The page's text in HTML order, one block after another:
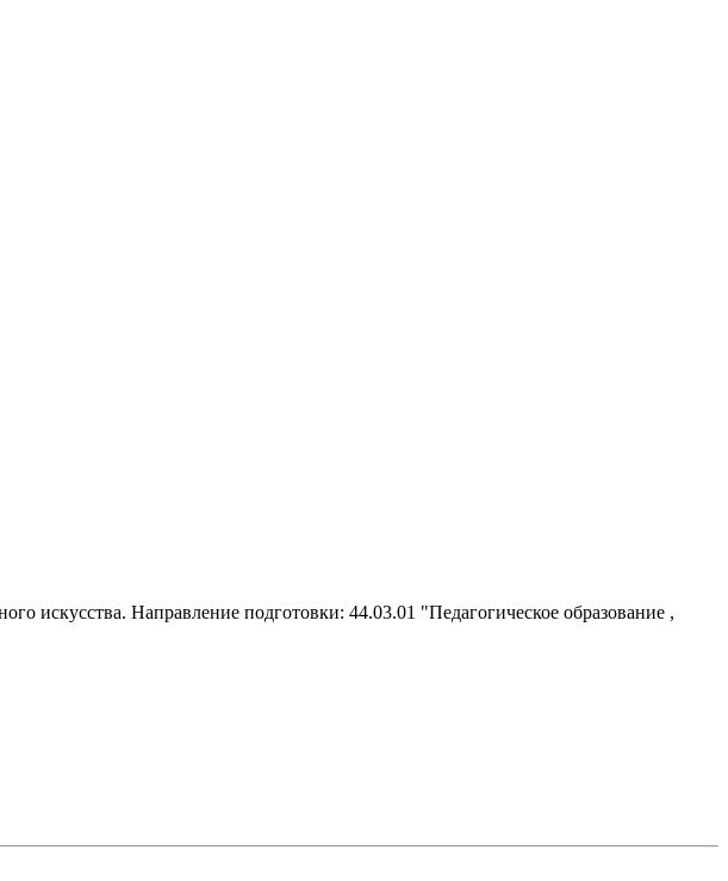
искусства. Направление подготовки: 44.03.01 "Педагогическое образование ,